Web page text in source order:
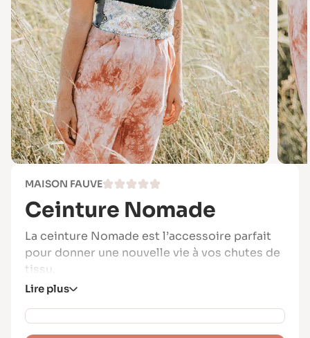
MAISON FAUVE
Ceinture Nomade
La ceinture Nomade est l’accessoire parfait
pour donner une nouvelle vie à vos chutes de
tissu.
Inspirée des ceintures textiles traditionnelles
portées par les gauchos argentins, mais aussi
par les peuples montagnards du Pérou ou du
Lire plus